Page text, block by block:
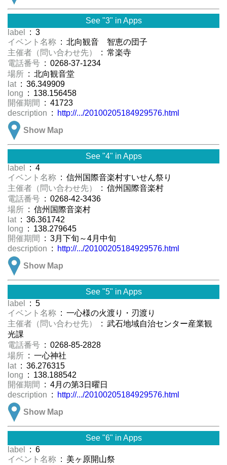
See "3" in Apps
label
: 3
イベント名称 : 北向観音 智恵の団子
主催者（問い合わせ先）
: 常楽寺
電話番号 : 0268-37-1234
場所 : 北向観音堂
lat : 36.349909
long : 138.156458
開催期間
: 41723
description :
http://.../20100205184929576.html
Show Map
See "4" in Apps
label
: 4
イベント名称 : 信州国際音楽村すいせん祭り
主催者（問い合わせ先）
: 信州国際音楽村
電話番号 : 0268-42-3436
場所 : 信州国際音楽村
lat : 36.361742
long : 138.279645
開催期間
: 3月下旬～4月中旬
description :
http://.../20100205184929576.html
Show Map
See "5" in Apps
label
: 5
イベント名称 : 一心様の火渡り・刃渡り
主催者（問い合わせ先）
: 武石地域自治センター産業観
光課
電話番号 : 0268-85-2828
場所 : 一心神社
lat : 36.276315
long : 138.188542
開催期間
: 4月の第3日曜日
description :
http://.../20100205184929576.html
Show Map
See "6" in Apps
label
: 6
イベント名称 : 美ヶ原開山祭